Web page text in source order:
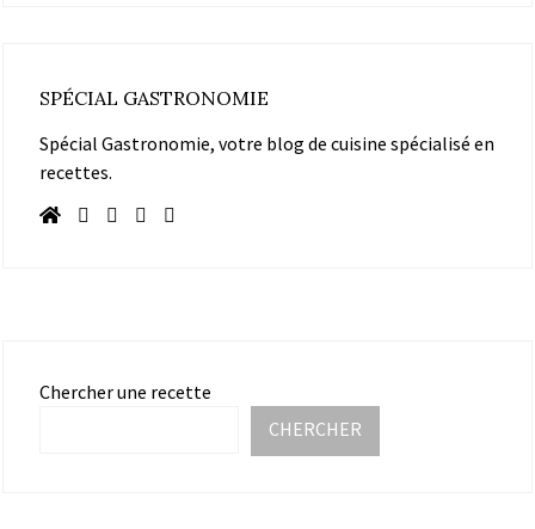
SPÉCIAL GASTRONOMIE
Spécial Gastronomie, votre blog de cuisine spécialisé en
recettes.
Chercher une recette
CHERCHER